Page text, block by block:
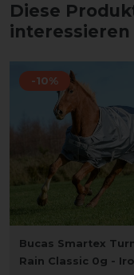
Diese
interessieren
-10%
Bucas Smartex
Rain Classic 0g -